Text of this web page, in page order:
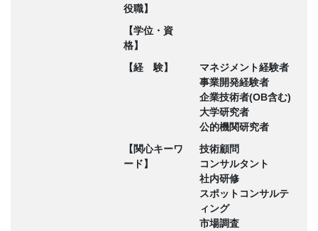
役職】
【学位・資
格】
【経 験】
マネジメント経験者
事業開発経験者
企業技術者(OB含む)
大学研究者
公的機関研究者
【関心キーワ
ード】
技術顧問
コンサルタント
社内研修
スポットコンサルテ
ィング
市場調査